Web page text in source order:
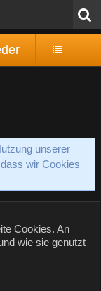
unserer
wir Cookies
Cookies. An
wie sie genutzt